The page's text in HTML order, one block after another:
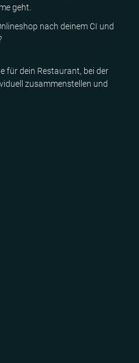
geht.
nach deinem CI und
für dein Restaurant, bei der
zusammenstellen und